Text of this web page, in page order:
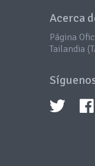
Acerca
Página
Tailandia